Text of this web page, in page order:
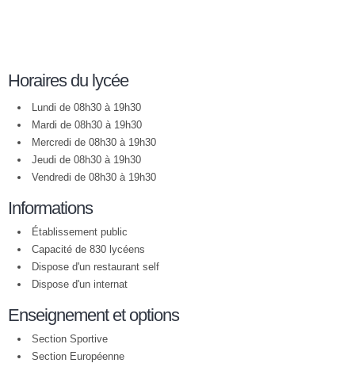
Horaires du lycée
Lundi de 08h30 à 19h30
Mardi de 08h30 à 19h30
Mercredi de 08h30 à 19h30
Jeudi de 08h30 à 19h30
Vendredi de 08h30 à 19h30
Informations
Établissement public
Capacité de 830 lycéens
Dispose d'un restaurant self
Dispose d'un internat
Enseignement et options
Section Sportive
Section Européenne